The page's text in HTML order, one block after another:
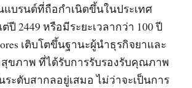
แบรนด์ที่ถือกำเนิดขึ้นในประเทศ
ปี 2449 หรือมีระยะเวลากว่า 100 ปี
เติบโตขึ้นฐานะผู้นำธุรกิจยาและ
สุขภาพ ที่ได้รับการรับรองรับคุณภาพ
ะดับสากลอยู่เสมอ ไม่ว่าจะเป็นการ